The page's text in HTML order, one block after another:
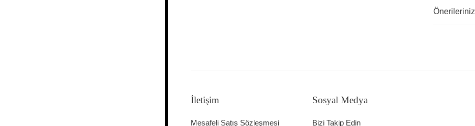
Önerileriniz
İletişim
Mesafeli Satış Sözleşmesi
Sosyal Medya
Bizi Takip Edin